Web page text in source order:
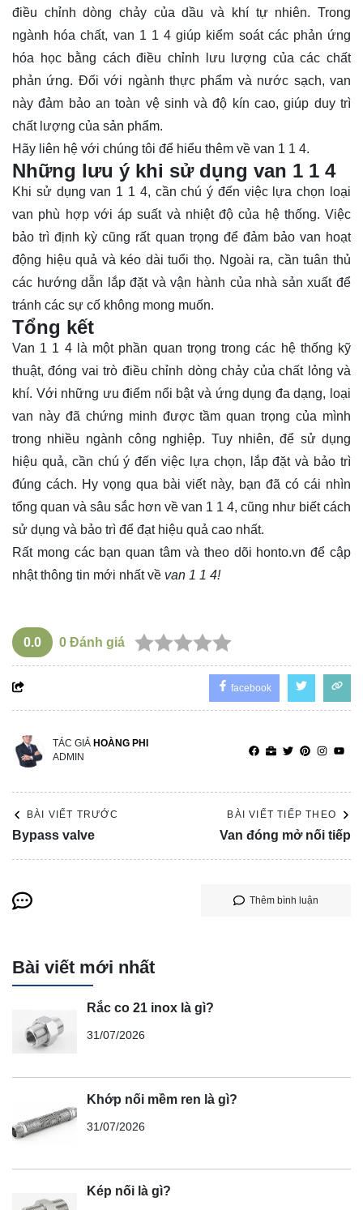
điều chỉnh dòng chảy của dầu và khí tự nhiên. Trong
ngành hóa chất, van 1 1 4 giúp kiểm soát các phản ứng
hóa học bằng cách điều chỉnh lưu lượng của các chất
phản ứng. Đối với ngành thực phẩm và nước sạch, van
này đảm bảo an toàn vệ sinh và độ kín cao, giúp duy trì
chất lượng của sản phẩm.
Hãy liên hệ với chúng tôi để hiểu thêm về van 1 1 4.
Những lưu ý khi sử dụng van 1 1 4
Khi sử dụng van 1 1 4, cần chú ý đến việc lựa chọn loại
van phù hợp với áp suất và nhiệt độ của hệ thống. Việc
bảo trì định kỳ cũng rất quan trọng để đảm bảo van hoạt
động hiệu quả và kéo dài tuổi thọ. Ngoài ra, cần tuân thủ
các hướng dẫn lắp đặt và vận hành của nhà sản xuất để
tránh các sự cố không mong muốn.
Tổng kết
Van 1 1 4 là một phần quan trọng trong các hệ thống kỹ
thuật, đóng vai trò điều chỉnh dòng chảy của chất lỏng và
khí. Với những ưu điểm nổi bật và ứng dụng đa dạng, loại
van này đã chứng minh được tầm quan trọng của mình
trong nhiều ngành công nghiệp. Tuy nhiên, để sử dụng
hiệu quả, cần chú ý đến việc lựa chọn, lắp đặt và bảo trì
đúng cách. Hy vọng qua bài viết này, bạn đã có cái nhìn
tổng quan và sâu sắc hơn về van 1 1 4, cũng như biết cách
sử dụng và bảo trì để đạt hiệu quả cao nhất.
Rất mong các bạn quan tâm và theo dõi honto.vn để cập
nhật thông tin mới nhất về van 1 1 4!
0.0 0 Đánh giá
facebook
TÁC GIẢ HOÀNG PHI
ADMIN
BÀI VIẾT TRƯỚC
Bypass valve
BÀI VIẾT TIẾP THEO
Van đóng mở nối tiếp
Thêm bình luận
Bài viết mới nhất
Rắc co 21 inox là gì?
31/07/2026
Khớp nối mềm ren là gì?
31/07/2026
Kép nối là gì?